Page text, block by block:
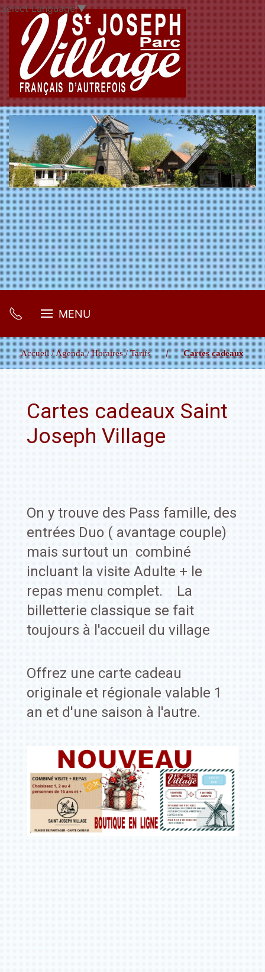
Select Language▼
MENU
Accueil / Agenda / Horaires / Tarifs Cartes cadeaux
Cartes cadeaux Saint
Joseph Village
On y trouve des Pass famille, des
entrées Duo ( avantage couple)
mais surtout un combiné
incluant la visite Adulte + le
repas menu complet. La
billetterie classique se fait
toujours à l'accueil du village
Offrez une carte cadeau
originale et régionale valable 1
an et d'une saison à l'autre.